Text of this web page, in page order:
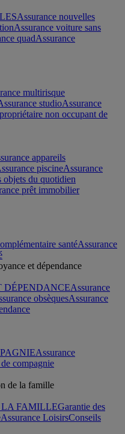
Assurance nouvelles
Assurance voiture sans
quadAssurance
multirisque
studioAssurance
non occupant de
appareils
piscineAssurance
objets du quotidien
santéAssurance
DÉPENDANCEAssurance
obsèquesAssurance
Assurance
compagnie
LA FAMILLEGarantie des
Assurance LoisirsConseils